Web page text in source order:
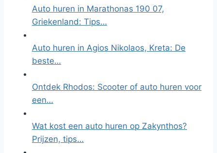
Auto huren in Marathonas 190 07,
Griekenland: Tips…
Auto huren in Agios Nikolaos, Kreta: De
beste…
Ontdek Rhodos: Scooter of auto huren voor
een…
Wat kost een auto huren op Zakynthos?
Prijzen, tips…